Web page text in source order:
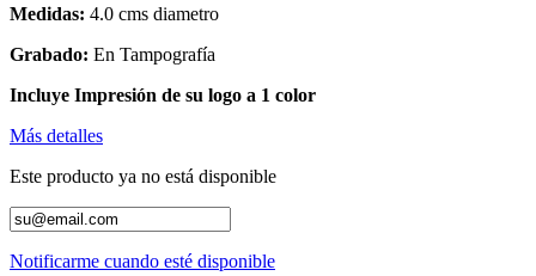
Medidas: 4.0 cms diametro
Grabado: En Tampografía
Incluye Impresión de su logo a 1 color
Más detalles
Este producto ya no está disponible
Notificarme cuando esté disponible